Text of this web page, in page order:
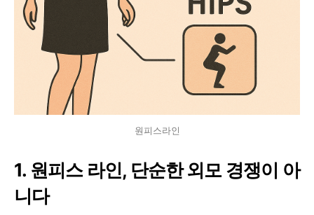
원피스라인
1. 원피스 라인, 단순한 외모 경쟁이 아
니다